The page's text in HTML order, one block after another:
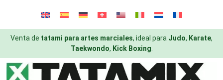
Venta de tatami para artes marciales, ideal para Judo, Karate,
Taekwondo, Kick Boxing